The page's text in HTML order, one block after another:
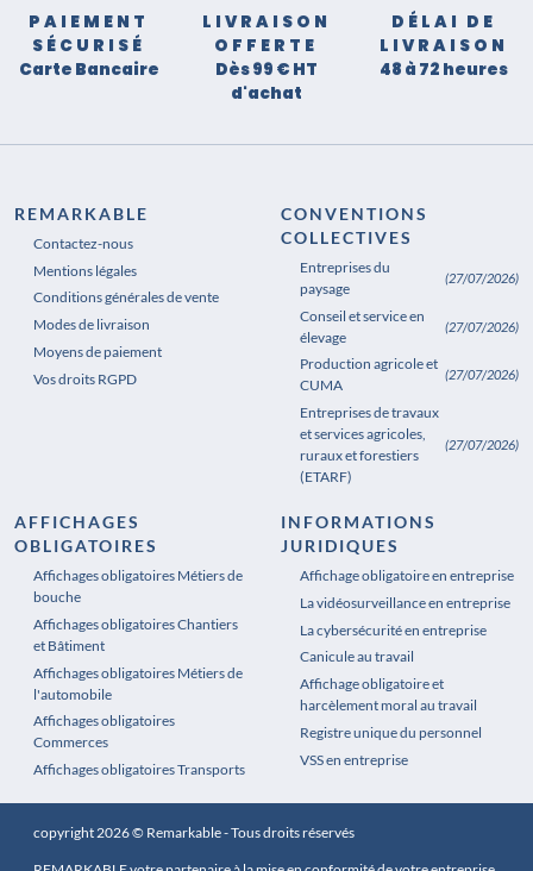
PAIEMENT
SÉCURISÉ
Carte Bancaire
LIVRAISON
OFFERTE
Dès 99 € HT
d'achat
DÉLAI DE
LIVRAISON
48 à 72 heures
REMARKABLE
Contactez-nous
Mentions légales
Conditions générales de vente
Modes de livraison
Moyens de paiement
Vos droits RGPD
CONVENTIONS
COLLECTIVES
Entreprises du
paysage
(27/07/2026)
Conseil et service en
élevage
(27/07/2026)
Production agricole et
CUMA
(27/07/2026)
Entreprises de travaux
et services agricoles,
ruraux et forestiers
(ETARF)
(27/07/2026)
AFFICHAGES
OBLIGATOIRES
Affichages obligatoires Métiers de
bouche
Affichages obligatoires Chantiers
et Bâtiment
Affichages obligatoires Métiers de
l'automobile
Affichages obligatoires
Commerces
Affichages obligatoires Transports
Affichages obligatoires Pharmacie
INFORMATIONS
JURIDIQUES
Affichage obligatoire en entreprise
La vidéosurveillance en entreprise
La cybersécurité en entreprise
Canicule au travail
Affichage obligatoire et
harcèlement moral au travail
Registre unique du personnel
VSS en entreprise
copyright 2026 © Remarkable - Tous droits réservés